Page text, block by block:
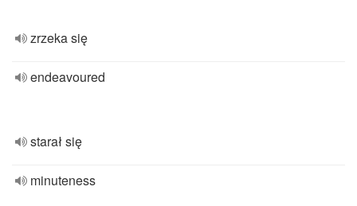
zrzeka się
endeavoured
starał się
minuteness